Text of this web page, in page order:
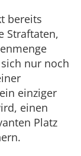
bereits
Straftaten,
nur noch
einziger
einen
Platz